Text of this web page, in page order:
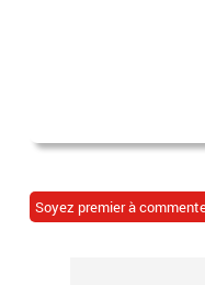
Soyez premier à